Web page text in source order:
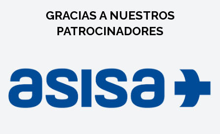
GRACIAS A NUESTROS
PATROCINADORES